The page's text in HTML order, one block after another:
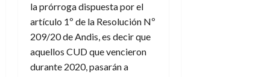
la prórroga dispuesta por el
artículo 1º de la Resolución Nº
209/20 de Andis, es decir que
aquellos CUD que vencieron
durante 2020, pasarán a